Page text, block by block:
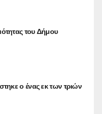
του Δήμου
ο ένας εκ των τριών